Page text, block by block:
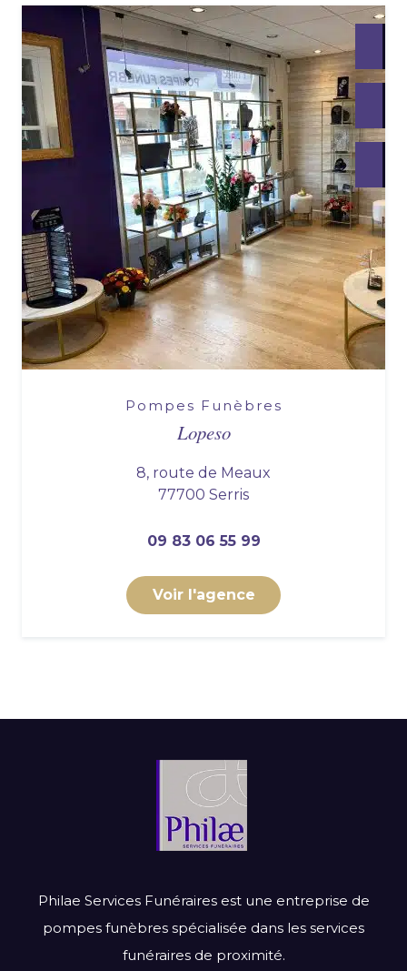
Pompes Funèbres
Lopeso
8, route de Meaux
77700 Serris
09 83 06 55 99
Voir l'agence
Philae Services Funéraires est une entreprise de
pompes funèbres spécialisée dans les services
funéraires de proximité.